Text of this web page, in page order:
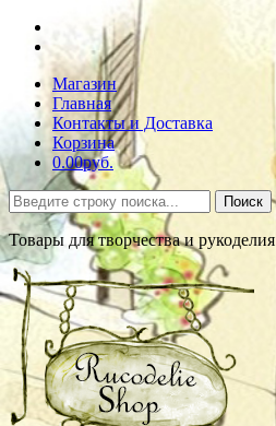
Магазин
Главная
Контакты и Доставка
Корзина
0.00руб.
Поиск
Товары для творчества и рукоделия